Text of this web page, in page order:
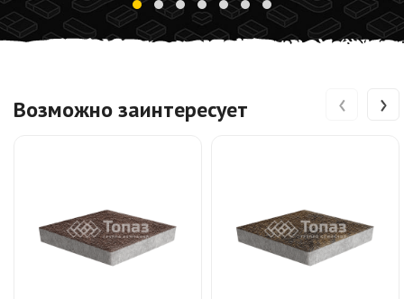
Возможно заинтересует ‹ ›